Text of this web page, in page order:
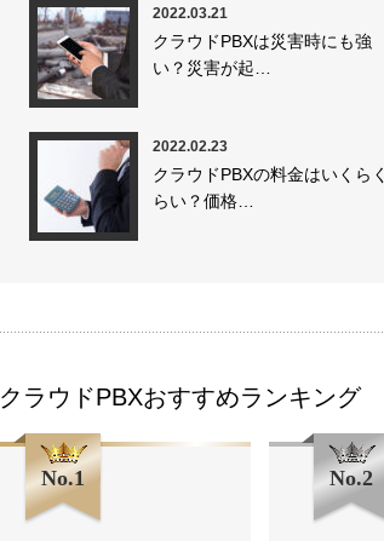
2022.03.21
クラウドPBXは災害時にも強
い？災害が起…
2022.02.23
クラウドPBXの料金はいくらく
らい？価格…
クラウドPBXおすすめランキング
No.1 No.2